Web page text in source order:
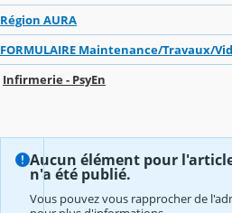
Région AURA
FORMULAIRE Maintenance/Travaux/
Infirmerie - PsyEn
Aucun élément pour
n'a été publié.
Vous pouvez vous rapprocher de